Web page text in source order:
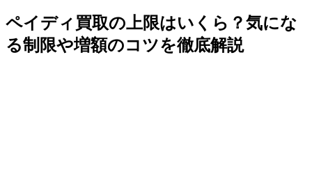
ペイディ買取の上限はいくら？気にな
る制限や増額のコツを徹底解説